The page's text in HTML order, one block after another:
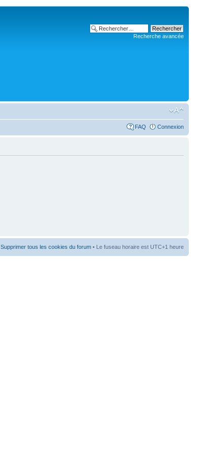
Recherche avancée
FAQ Connexion
Supprimer tous les cookies du forum • Le fuseau horaire est UTC+1 heure